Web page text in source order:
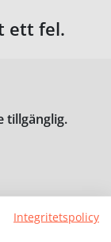
ett fel.
tillgänglig.
Integritetspolicy